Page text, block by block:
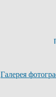
Галерея